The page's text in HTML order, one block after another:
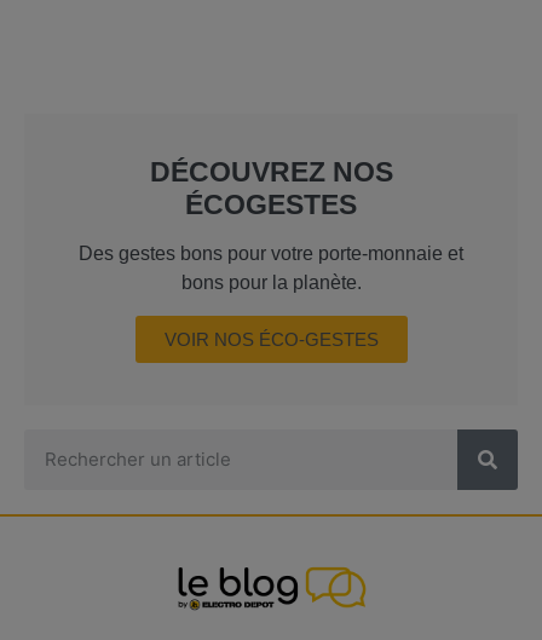
DÉCOUVREZ NOS
ÉCOGESTES
Des gestes bons pour votre porte-monnaie et
bons pour la planète.
VOIR NOS ÉCO-GESTES